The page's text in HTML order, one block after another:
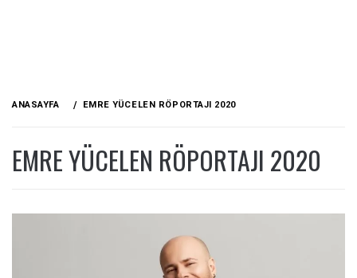
ANASAYFA EMRE YÜCELEN RÖPORTAJI 2020
EMRE YÜCELEN RÖPORTAJI 2020